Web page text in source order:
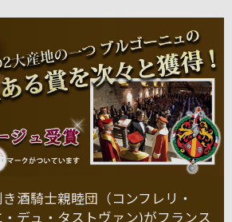
酒騎士親睦団（コンフレリ・
デュ・タストヴァン)がフランス